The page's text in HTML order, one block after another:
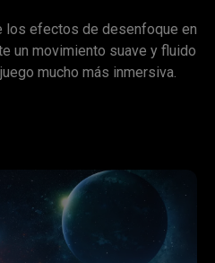
los efectos de desenfoque en
un movimiento suave y fluido